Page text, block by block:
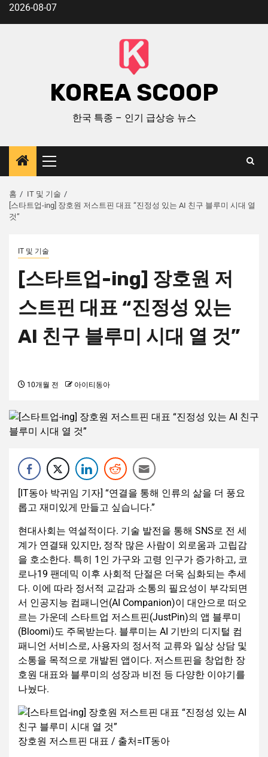
2026-08-07
KOREA SCOOP
한국 특종 – 인기 급상승 뉴스
홈
IT 및 기술
[스타트업-ing] 장호원 저스트핀 대표 “진정성 있는 AI 친구 블루미 시대 열
것”
IT 및 기술
[스타트업-ing] 장호원 저
스트핀 대표 “진정성 있는
AI 친구 블루미 시대 열 것”
10개월 전 아이티동아
[IT동아 박귀임 기자] “연결을 통해 인류의 삶을 더 풍요
롭고 재미있게 만들고 싶습니다.”
현대사회는 역설적이다. 기술 발전을 통해 SNS로 전 세
계가 연결돼 있지만, 정작 많은 사람이 외로움과 고립감
을 호소한다. 특히 1인 가구와 고령 인구가 증가하고, 코
로나19 팬데믹 이후 사회적 단절은 더욱 심화되는 추세
다. 이에 따라 정서적 교감과 소통의 필요성이 부각되면
서 인공지능 컴패니언(AI Companion)이 대안으로 떠오
르는 가운데 스타트업 저스트핀(JustPin)의 앱 블루미
(Bloomi)도 주목받는다. 블루미는 AI 기반의 디지털 컴
패니언 서비스로, 사용자의 정서적 교류와 일상 상담 및
소통을 목적으로 개발된 앱이다. 저스트핀을 창업한 장
호원 대표와 블루미의 성장과 비전 등 다양한 이야기를
나눴다.
장호원 저스트핀 대표 / 출처=IT동아